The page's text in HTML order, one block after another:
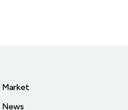
Market
News